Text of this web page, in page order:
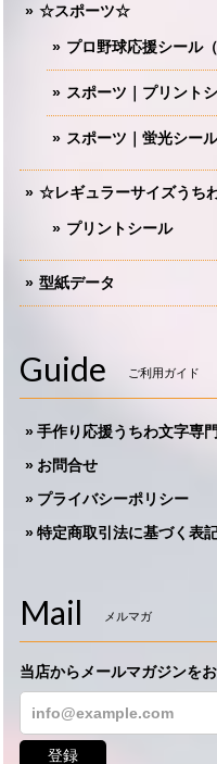
☆スポーツ☆
プロ野球応援シール
スポーツ｜プリント
スポーツ｜蛍光シール
☆レギュラーサイズうち
プリントシール
型紙データ
Guide ご利用ガイド
手作り応援うちわ文字
お問合せ
プライバシーポリシー
特定商取引法に基づく表
Mail メルマガ
当店からメールマガジンを
登録